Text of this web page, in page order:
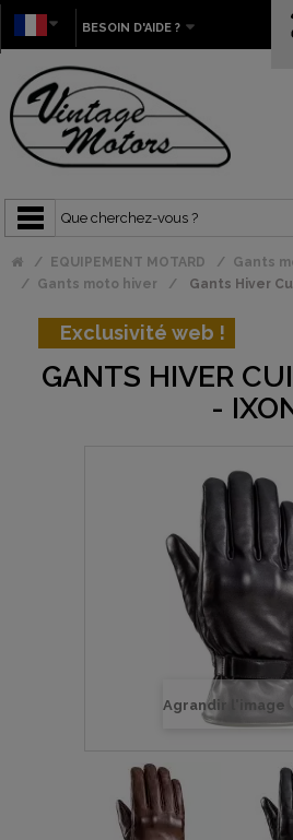
BESOIN D'AIDE ?
EQUIPEMENT MOTARD
Gants
Gants moto hiver
Gants Hiver
Exclusivité web !
GANTS HIVER
-
Agrandir l'image